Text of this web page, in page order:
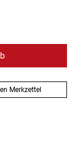
Merkzettel